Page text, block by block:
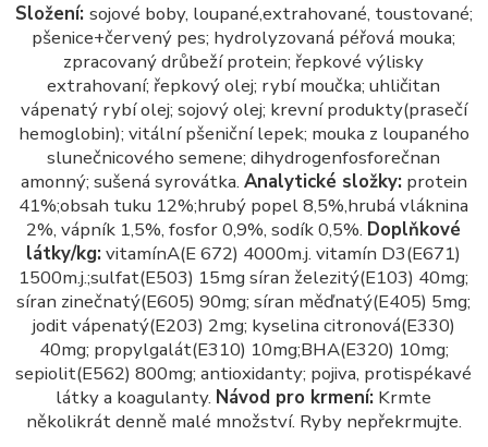
Složení: sojové boby, loupané,extrahované, toustované;
pšenice+červený pes; hydrolyzovaná péřová mouka;
zpracovaný drůbeží protein; řepkové výlisky
extrahovaní; řepkový olej; rybí moučka; uhličitan
vápenatý rybí olej; sojový olej; krevní produkty(prasečí
hemoglobin); vitální pšeniční lepek; mouka z loupaného
slunečnicového semene; dihydrogenfosforečnan
amonný; sušená syrovátka. Analytické složky: protein
41%;obsah tuku 12%;hrubý popel 8,5%,hrubá vláknina
2%, vápník 1,5%, fosfor0,9%, sodík 0,5%. Doplňkové
látky/kg: vitamínA(E 672) 4000m.j. vitamín D3(E671)
1500m.j.;sulfat(E503) 15mg síran železitý(E103) 40mg;
síran zinečnatý(E605) 90mg; síran měďnatý(E405) 5mg;
jodit vápenatý(E203) 2mg; kyselina citronová(E330)
40mg; propylgalát(E310) 10mg;BHA(E320) 10mg;
sepiolit(E562) 800mg; antioxidanty; pojiva, protispékavé
látky a koagulanty. Návod pro krmení: Krmte
několikrát denně malé množství. Ryby nepřekrmujte.